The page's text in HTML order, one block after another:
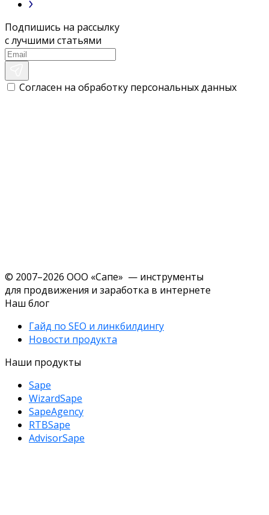
Подпишись на рассылку
с лучшими статьями
Согласен на обработку персональных данных
© 2007–2026 ООО «Сапе» — инструменты
для продвижения и заработка в интернете
Наш блог
Гайд по SEO и линкбилдингу
Новости продукта
Наши продукты
Sape
WizardSape
SapeAgency
RTBSape
AdvisorSape